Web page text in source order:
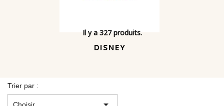
DISNEY
Il y a 327 produits.
Trier par :